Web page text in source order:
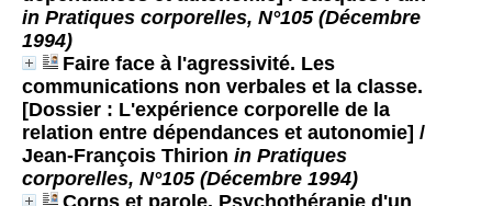
in Pratiques corporelles, N°105 (Décembre
1994)
Faire face à l'agressivité. Les
communications non verbales et la classe.
[Dossier : L'expérience corporelle de la
relation entre dépendances et autonomie] /
Jean-François Thirion in Pratiques
corporelles, N°105 (Décembre 1994)
Corps et parole. Psychothérapie d'un